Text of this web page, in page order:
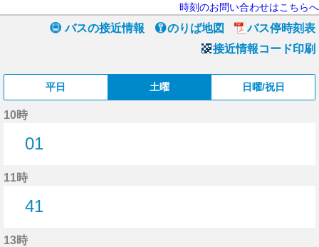
時刻のお問い合わせはこちらへ
バスの接近情報 のりば地図
バス停時刻表
接近情報コード印刷
平日 土曜 日曜/祝日
10時
01
11時
41
13時